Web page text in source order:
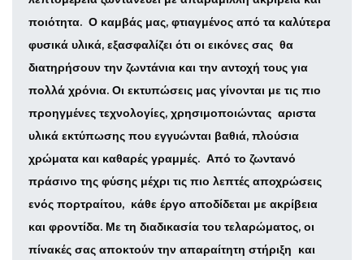
ποιότητα. Ο καμβάς μας, φτιαγμένος από τα καλύτερα
φυσικά υλικά, εξασφαλίζει ότι οι εικόνες σας θα
διατηρήσουν την ζωντάνια και την αντοχή τους για
πολλά χρόνια. Οι εκτυπώσεις μας γίνονται με τις πιο
προηγμένες τεχνολογίες, χρησιμοποιώντας αριστα
υλικά εκτύπωσης που εγγυώνται βαθιά, πλούσια
χρώματα και καθαρές γραμμές. Από το ζωντανό
πράσινο της φύσης μέχρι τις πιο λεπτές αποχρώσεις
ενός πορτραίτου, κάθε έργο αποδίδεται με ακρίβεια
και φροντίδα. Με τη διαδικασία του τελαρώματος, οι
πίνακές σας αποκτούν την απαραίτητη στήριξη και